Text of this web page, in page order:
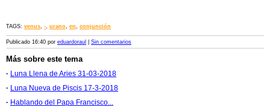
TAGS: venus, -, urano, en, conjunción
Publicado 16:40 por eduardoraul Sin comentarios
Más sobre este tema
· Luna Llena de Aries 31-03-2018
· Luna Nueva de Piscis 17-3-2018
· Hablando del Papa Francisco...